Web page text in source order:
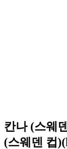
칸나 (스웨
(스웨덴 컵